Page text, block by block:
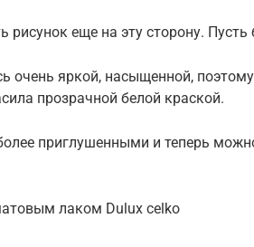
рисунок еще на эту сторону. Пусть
очень яркой, насыщенной,
прозрачной белой краской.
приглушенными и теперь
лаком Dulux celko